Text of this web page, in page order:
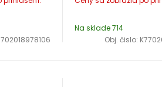
Na sklade 714
Obj. čislo: